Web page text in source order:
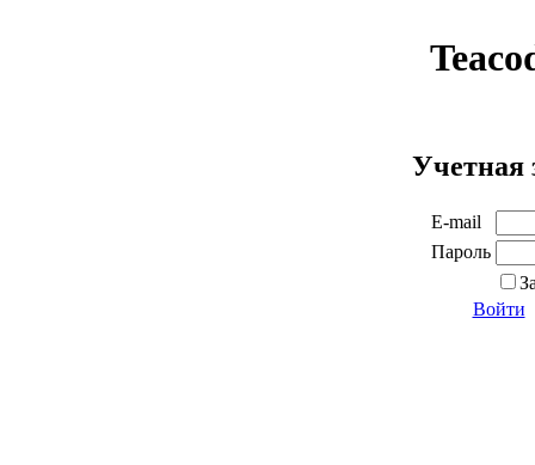
Учетная
E-mail
Пароль
Войти